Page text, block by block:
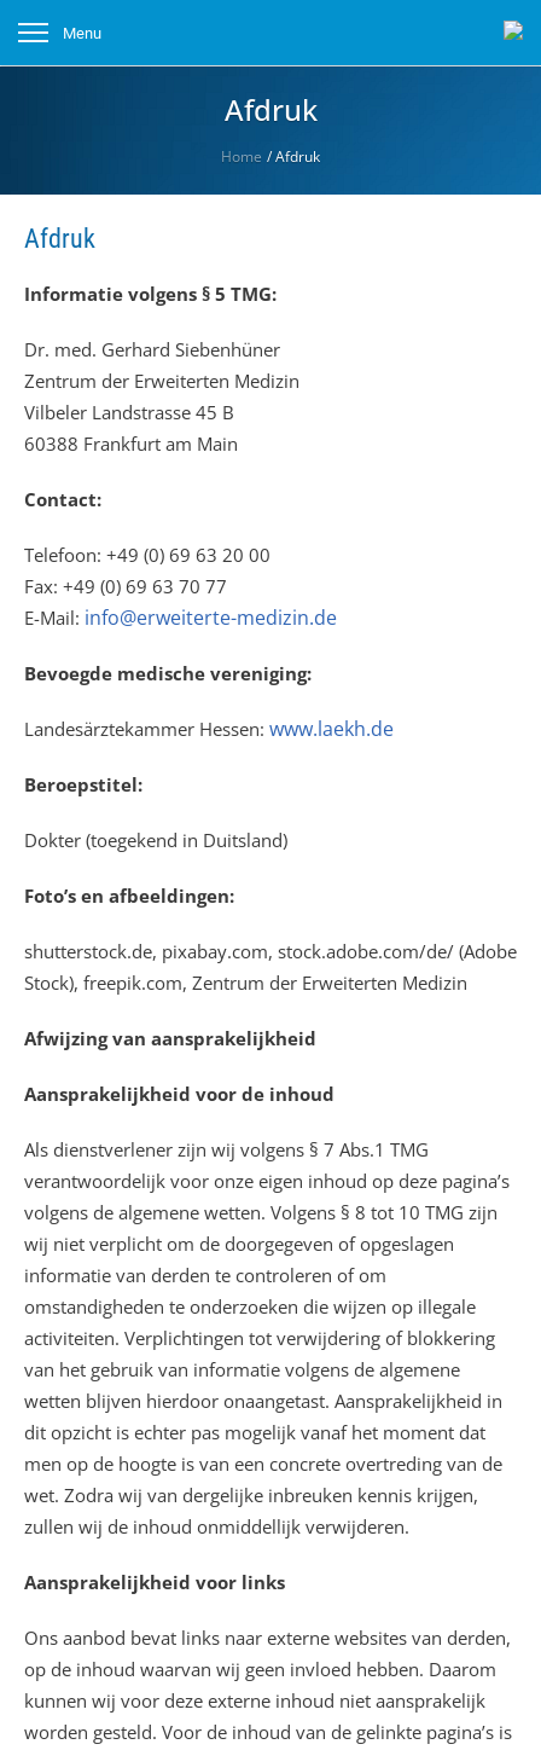
Afdruk
Home /Afdruk
Afdruk
Informatie volgens § 5 TMG:
Dr. med. Gerhard Siebenhüner
Zentrum der Erweiterten Medizin
Vilbeler Landstrasse 45 B
60388 Frankfurt am Main
Contact:
Telefoon: +49 (0) 69 63 20 00
Fax: +49 (0) 69 63 70 77
E-Mail: info@erweiterte-medizin.de
Bevoegde medische vereniging:
Landesärztekammer Hessen: www.laekh.de
Beroepstitel:
Dokter (toegekend in Duitsland)
Foto’s en afbeeldingen:
shutterstock.de, pixabay.com, stock.adobe.com/de/ (Adobe
Stock), freepik.com, Zentrum der Erweiterten Medizin
Afwijzing van aansprakelijkheid
Aansprakelijkheid voor de inhoud
Als dienstverlener zijn wij volgens § 7 Abs.1 TMG
verantwoordelijk voor onze eigen inhoud op deze pagina’s
volgens de algemene wetten. Volgens § 8 tot 10 TMG zijn
wij niet verplicht om de doorgegeven of opgeslagen
informatie van derden te controleren of om
omstandigheden te onderzoeken die wijzen op illegale
activiteiten. Verplichtingen tot verwijdering of blokkering
van het gebruik van informatie volgens de algemene
wetten blijven hierdoor onaangetast. Aansprakelijkheid in
dit opzicht is echter pas mogelijk vanaf het moment dat
men op de hoogte is van een concrete overtreding van de
wet. Zodra wij van dergelijke inbreuken kennis krijgen,
zullen wij de inhoud onmiddellijk verwijderen.
Aansprakelijkheid voor links
Ons aanbod bevat links naar externe websites van derden,
op de inhoud waarvan wij geen invloed hebben. Daarom
kunnen wij voor deze externe inhoud niet aansprakelijk
worden gesteld. Voor de inhoud van de gelinkte pagina’s is
Menu